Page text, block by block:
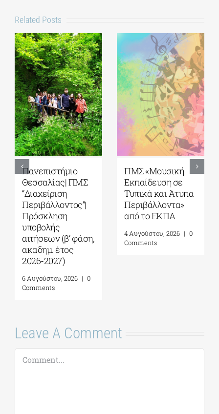
Related Posts
5ο Διεθνές Θερινό
Σχολείο Καβάλας
από το Αnatolia
American
University|
Γεωπολιτική,
Συμφιλίωση και
Σχέσεις Καλής
Γειτονίας στην
Μεσόγειο| 24 – 28
Πανεπιστήμιο
Αιγαίου| Τμήμα
Ωκεανογραφίας
και Θαλασσίων
Βιοεπιστημών|
Μεταπτυχιακών
αιτήσεων έως